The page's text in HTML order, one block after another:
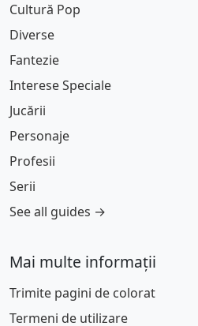
Cultură Pop
Diverse
Fantezie
Interese Speciale
Jucării
Personaje
Profesii
Serii
See all guides →
Mai multe informații
Trimite pagini de colorat
Termeni de utilizare